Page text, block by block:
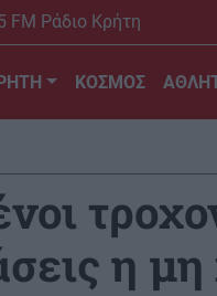
FM Ράδιο Κρήτη
ΚΟΣΜΟΣ
η